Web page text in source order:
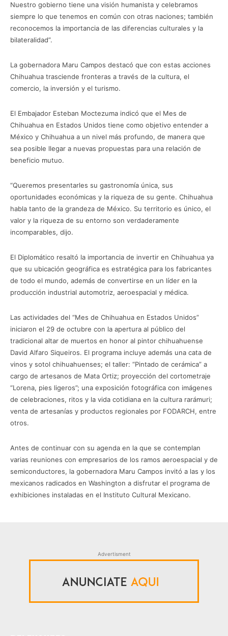
Nuestro gobierno tiene una visión humanista y celebramos
siempre lo que tenemos en común con otras naciones; también
reconocemos la importancia de las diferencias culturales y la
bilateralidad”.
La gobernadora Maru Campos destacó que con estas acciones
Chihuahua trasciende fronteras a través de la cultura, el
comercio, la inversión y el turismo.
El Embajador Esteban Moctezuma indicó que el Mes de
Chihuahua en Estados Unidos tiene como objetivo entender a
México y Chihuahua a un nivel más profundo, de manera que
sea posible llegar a nuevas propuestas para una relación de
beneficio mutuo.
“Queremos presentarles su gastronomía única, sus
oportunidades económicas y la riqueza de su gente. Chihuahua
habla tanto de la grandeza de México. Su territorio es único, el
valor y la riqueza de su entorno son verdaderamente
incomparables, dijo.
El Diplomático resaltó la importancia de invertir en Chihuahua ya
que su ubicación geográfica es estratégica para los fabricantes
de todo el mundo, además de convertirse en un líder en la
producción industrial automotriz, aeroespacial y médica.
Las actividades del “Mes de Chihuahua en Estados Unidos”
iniciaron el 29 de octubre con la apertura al público del
tradicional altar de muertos en honor al pintor chihuahuense
David Alfaro Siqueiros. El programa incluye además una cata de
vinos y sotol chihuahuenses; el taller: “Pintado de cerámica” a
cargo de artesanos de Mata Ortiz; proyección del cortometraje
“Lorena, pies ligeros”; una exposición fotográfica con imágenes
de celebraciones, ritos y la vida cotidiana en la cultura rarámuri;
venta de artesanías y productos regionales por FODARCH, entre
otros.
Antes de continuar con su agenda en la que se contemplan
varias reuniones con empresarios de los ramos aeroespacial y de
semiconductores, la gobernadora Maru Campos invitó a las y los
mexicanos radicados en Washington a disfrutar el programa de
exhibiciones instaladas en el Instituto Cultural Mexicano.
Advertisment